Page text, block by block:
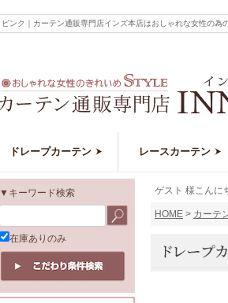
ピンク｜カーテン通販専門店インズ本店はおしゃれな女性の
ドレープカーテン レースカーテン
▼キーワード検索
在庫ありのみ
ゲスト 様こんに
HOME カーテ